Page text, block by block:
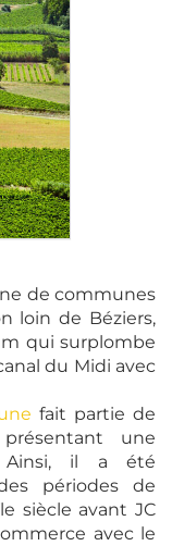
de communes
loin de Béziers,
qui surplombe
du Midi avec
fait partie de
une
Ainsi, il a été
périodes de
siècle avant JC
avec le